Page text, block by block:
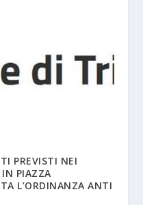
PREVISTI NEI
PIAZZA
L’ORDINANZA ANTI